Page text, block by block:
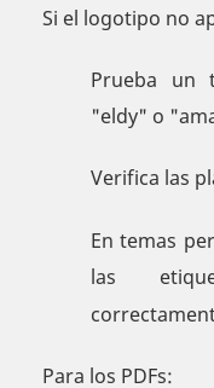
Si el logotipo no
Prueba un
"eldy" o
Verifica las
En temas
las
Para los PDFs: